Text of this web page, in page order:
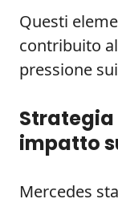
Questi
contribuito
pressione
Strategia
impatto
Mercedes